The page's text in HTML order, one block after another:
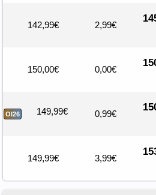
142,99€ 2,99€
150,00€ 0,00€
OI26 149,99€ 0,99€
149,99€ 3,99€